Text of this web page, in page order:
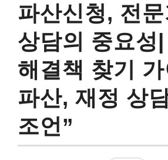
파산신청, 전문
상담의 중요성|
해결책 찾기
파산, 재정 상
조언”